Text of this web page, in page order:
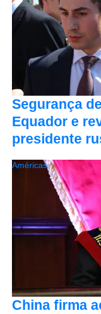
Segurança
Equador e
presidente
China firma
Américas